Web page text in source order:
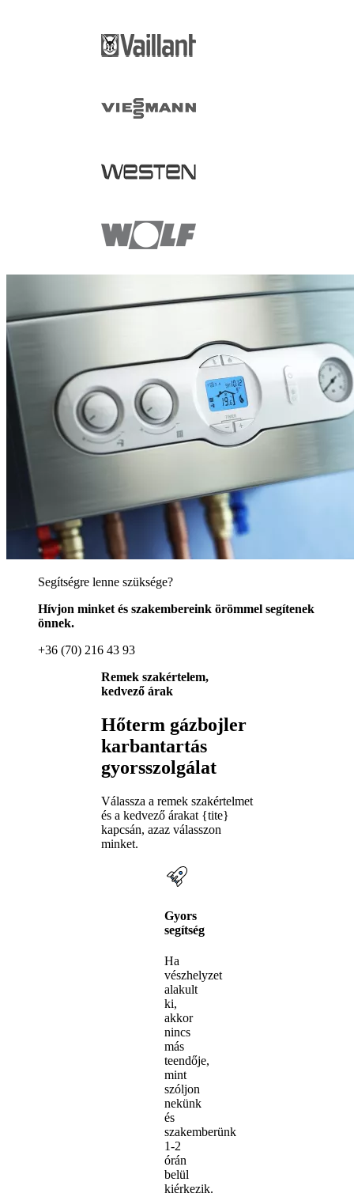
Segítségre lenne szüksége?
Hívjon minket és szakembereink örömmel segítenek
önnek.
+36 (70) 216 43 93
Remek szakértelem,
kedvező árak
Hőterm gázbojler
karbantartás
gyorsszolgálat
Válassza a remek szakértelmet
és a kedvező árakat {tite}
kapcsán, azaz válasszon
minket.
Gyors
segítség
Ha
vészhelyzet
alakult
ki,
akkor
nincs
más
teendője,
mint
szóljon
nekünk
és
szakemberünk
1-2
órán
belül
kiérkezik.